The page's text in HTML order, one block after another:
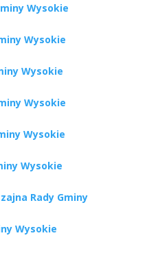
Wysokie
Wysokie
Wysokie
Wysokie
Wysokie
Wysokie
Rady Gminy
Wysokie